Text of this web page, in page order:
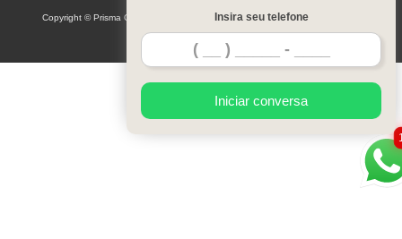
Insira seu telefone
Iniciar conversa
Copyright © Prisma Comunicação visual e eventos (Lei 9610 de 19/02/1998)
W3C